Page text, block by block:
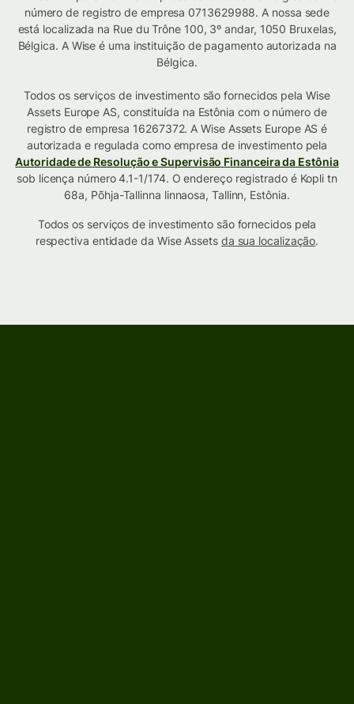
número de registro de empresa 0713629988. A nossa sede
está localizada na Rue du Trône 100, 3º andar, 1050 Bruxelas,
Bélgica. A Wise é uma instituição de pagamento autorizada na
Bélgica.
Todos os serviços de investimento são fornecidos pela Wise
Assets Europe AS, constituída na Estônia com o número de
registro de empresa 16267372. A Wise Assets Europe AS é
autorizada e regulada como empresa de investimento pela
Autoridade de Resolução e Supervisão Financeira da Estônia
sob licença número 4.1-1/174. O endereço registrado é Kopli tn
68a, Põhja-Tallinna linnaosa, Tallinn, Estônia.
Todos os serviços de investimento são fornecidos pela
respectiva entidade da Wise Assets da sua localização.